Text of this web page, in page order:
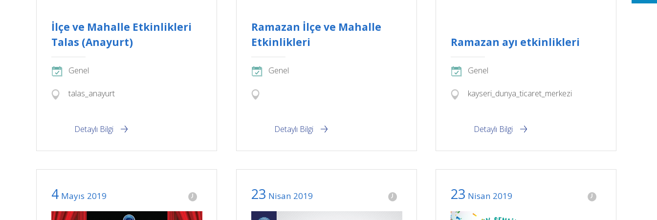
İlçe ve Mahalle Etkinlikleri
Talas (Anayurt)
Genel
talas_anayurt
Detaylı Bilgi
Ramazan İlçe ve Mahalle
Etkinlikleri
Genel
Detaylı Bilgi
Ramazan ayı etkinlikleri
Genel
kayseri_dunya_ticaret_merkezi
Detaylı Bilgi
4 Mayıs 2019 23 Nisan 2019 23 Nisan 2019